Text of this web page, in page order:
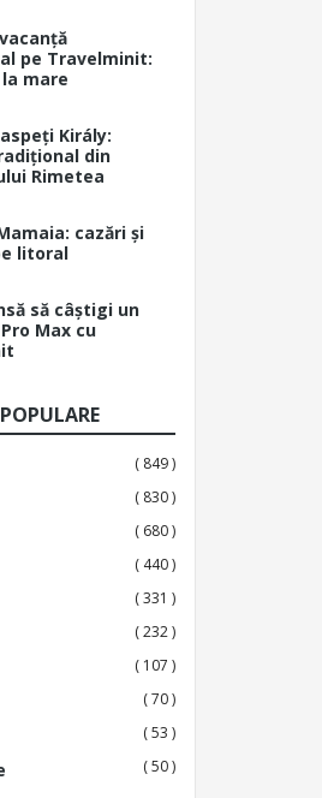
pe Travelminit:
mare
Király:
din
Rimetea
cazări și
litoral
să câștigi un
Max cu
( 849 )
( 830 )
( 680 )
( 440 )
( 331 )
( 232 )
( 107 )
( 70 )
( 53 )
( 50 )